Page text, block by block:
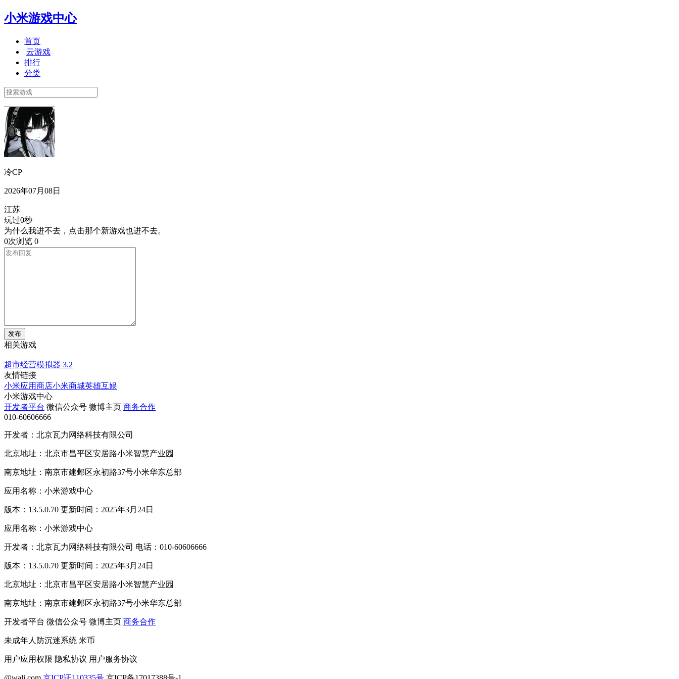
小米游戏中心
首页
云游戏
排行
分类
冷CP
2026年07月08日
江苏
玩过0秒
为什么我进不去，点击那个新游戏也进不去。
0次浏览 0
发布
相关游戏
超市经营模拟器 3.2
友情链接
小米应用商店小米商城英雄互娱
小米游戏中心
开发者平台 微信公众号 微博主页 商务合作
010-60606666
开发者：北京瓦力网络科技有限公司
北京地址：北京市昌平区安居路小米智慧产业园
南京地址：南京市建邺区永初路37号小米华东总部
应用名称：小米游戏中心
版本：13.5.0.70 更新时间：2025年3月24日
应用名称：小米游戏中心
开发者：北京瓦力网络科技有限公司 电话：010-60606666
版本：13.5.0.70 更新时间：2025年3月24日
北京地址：北京市昌平区安居路小米智慧产业园
南京地址：南京市建邺区永初路37号小米华东总部
开发者平台 微信公众号 微博主页 商务合作
未成年人防沉迷系统 米币
用户应用权限 隐私协议 用户服务协议